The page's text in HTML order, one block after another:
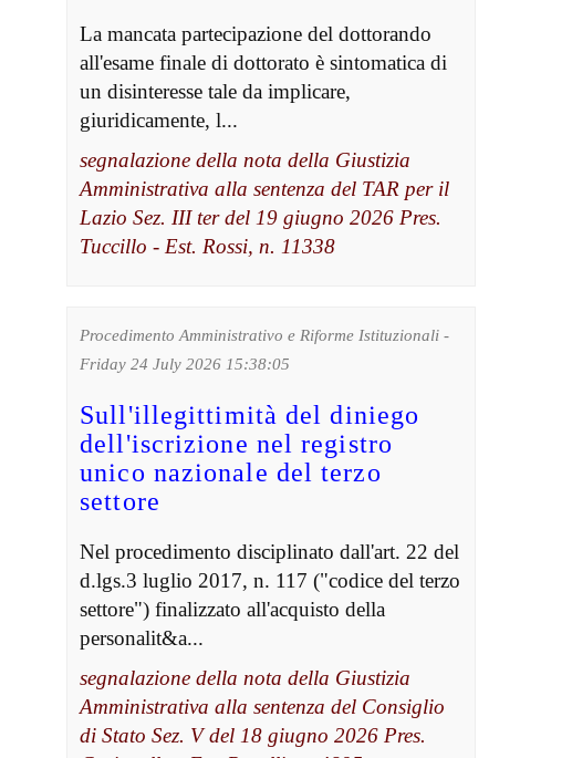
La mancata partecipazione del dottorando
all'esame finale di dottorato è sintomatica di
un disinteresse tale da implicare,
giuridicamente, l...
segnalazione della nota della Giustizia
Amministrativa alla sentenza del TAR per il
Lazio Sez. III ter del 19 giugno 2026 Pres.
Tuccillo - Est. Rossi, n. 11338
Procedimento Amministrativo e Riforme Istituzionali -
Friday 24 July 2026 15:38:05
Sull'illegittimità del diniego
dell'iscrizione nel registro
unico nazionale del terzo
settore
Nel procedimento disciplinato dall'art. 22 del
d.lgs.3 luglio 2017, n. 117 ("codice del terzo
settore") finalizzato all'acquisto della
personalit&a...
segnalazione della nota della Giustizia
Amministrativa alla sentenza del Consiglio
di Stato Sez. V del 18 giugno 2026 Pres.